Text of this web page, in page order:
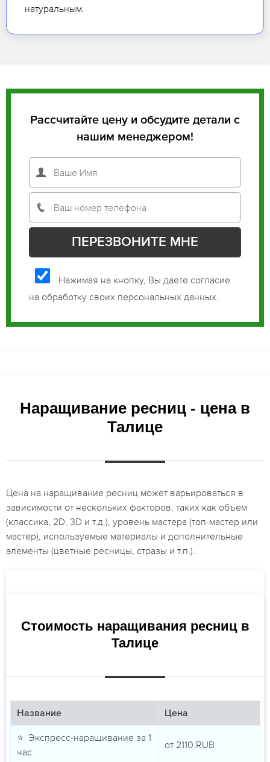
натуральным.
Рассчитайте цену и обсудите детали с
нашим менеджером!
Нажимая на кнопку, Вы даете согласие
на обработку своих персональных данных.
Наращивание ресниц - цена в
Талице
Цена на наращивание ресниц может варьироваться в
зависимости от нескольких факторов, таких как объем
(классика, 2D, 3D и т.д.), уровень мастера (топ-мастер или
мастер), используемые материалы и дополнительные
элементы (цветные ресницы, стразы и т.п.).
Стоимость наращивания ресниц в
Талице
Название Цена
⭐ Экспресс-наращивание за 1
час
от 2110 RUB